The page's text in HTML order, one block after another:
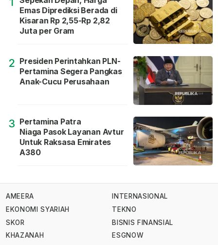
Emas Diprediksi Berada di
Kisaran Rp 2,55-Rp 2,82
Juta per Gram
2 Presiden Perintahkan PLN-
Pertamina Segera Pangkas
Anak-Cucu Perusahaan
3 Pertamina Patra
Niaga Pasok Layanan Avtur
Untuk Raksasa Emirates
A380
AMEERA
EKONOMI SYARIAH
SKOR
KHAZANAH
INTERNASIONAL
TEKNO
BISNIS FINANSIAL
ESGNOW